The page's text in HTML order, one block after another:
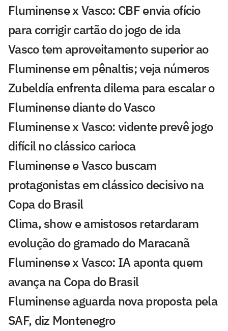
Fluminense x Vasco: CBF envia ofício
para corrigir cartão do jogo de ida
Vasco tem aproveitamento superior ao
Fluminense em pênaltis; veja números
Zubeldía enfrenta dilema para escalar o
Fluminense diante do Vasco
Fluminense x Vasco: vidente prevê jogo
difícil no clássico carioca
Fluminense e Vasco buscam
protagonistas em clássico decisivo na
Copa do Brasil
Clima, show e amistosos retardaram
evolução do gramado do Maracanã
Fluminense x Vasco: IA aponta quem
avança na Copa do Brasil
Fluminense aguarda nova proposta pela
SAF, diz Montenegro